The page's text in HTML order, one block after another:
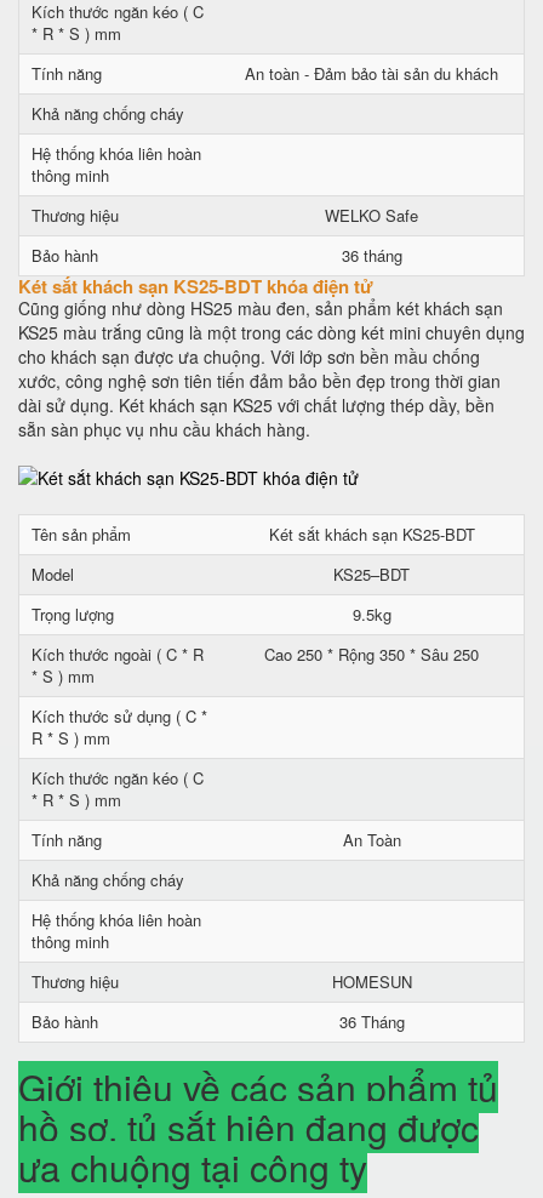
Kích thước ngăn kéo ( C
* R * S ) mm
Tính năng
An toàn - Đảm bảo tài sản du khách
Khả năng chống cháy
Hệ thống khóa liên hoàn
thông minh
Thương hiệu
WELKO Safe
Bảo hành
36 tháng
Két sắt khách sạn KS25-BDT khóa điện tử
Cũng giống như dòng HS25 màu đen, sản phẩm két khách sạn
KS25 màu trắng cũng là một trong các dòng két mini chuyên dụng
cho khách sạn được ưa chuộng. Với lớp sơn bền mầu chống
xước, công nghệ sơn tiên tiến đảm bảo bền đẹp trong thời gian
dài sử dụng. Két khách sạn KS25 với chất lượng thép dầy, bền
sẵn sàn phục vụ nhu cầu khách hàng.
Tên sản phẩm
Két sắt khách sạn KS25-BDT
Model
KS25–BDT
Trọng lượng
9.5kg
Kích thước ngoài ( C * R
* S ) mm
Cao 250 * Rộng 350 * Sâu 250
Kích thước sử dụng ( C *
R * S ) mm
Kích thước ngăn kéo ( C
* R * S ) mm
Tính năng
An Toàn
Khả năng chống cháy
Hệ thống khóa liên hoàn
thông minh
Thương hiệu
HOMESUN
Bảo hành
36 Tháng
Giới thiệu về các sản phẩm tủ
hồ sơ, tủ sắt hiện đang được
ưa chuộng tại công ty